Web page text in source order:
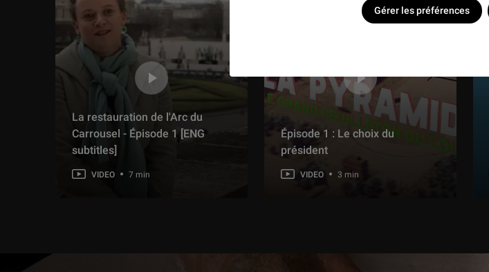
Gérer les préférences
La restauration de l'Arc du
Carrousel - Épisode 1 [ENG
subtitles]
VIDEO 7 min
Épisode 1 : Le choix du
président
VIDEO 3 min